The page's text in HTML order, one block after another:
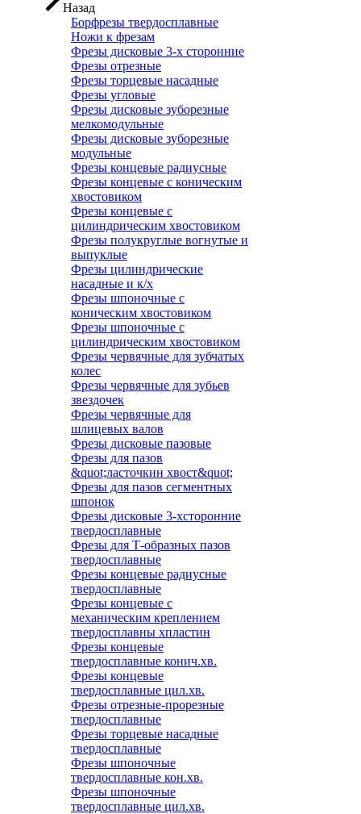
Назад
Борфрезы твердосплавные
Ножи к фрезам
Фрезы дисковые 3-х сторонние
Фрезы отрезные
Фрезы торцевые насадные
Фрезы угловые
Фрезы дисковые зуборезные
мелкомодульные
Фрезы дисковые зуборезные
модульные
Фрезы концевые радиусные
Фрезы концевые с коническим
хвостовиком
Фрезы концевые с
цилиндрическим хвостовиком
Фрезы полукруглые вогнутые и
выпуклые
Фрезы цилиндрические
насадные и к/х
Фрезы шпоночные с
коническим хвостовиком
Фрезы шпоночные с
цилиндрическим хвостовиком
Фрезы червячные для зубчатых
колес
Фрезы червячные для зубьев
звездочек
Фрезы червячные для
шлицевых валов
Фрезы дисковые пазовые
Фрезы для пазов
&quot;ласточкин хвост&quot;
Фрезы для пазов сегментных
шпонок
Фрезы дисковые 3-хсторонние
твердосплавные
Фрезы для Т-образных пазов
твердосплавные
Фрезы концевые радиусные
твердосплавные
Фрезы концевые с
механическим креплением
твердосплавны хпластин
Фрезы концевые
твердосплавные конич.хв.
Фрезы концевые
твердосплавные цил.хв.
Фрезы отрезные-прорезные
твердосплавные
Фрезы торцевые насадные
твердосплавные
Фрезы шпоночные
твердосплавные кон.хв.
Фрезы шпоночные
твердосплавные цил.хв.